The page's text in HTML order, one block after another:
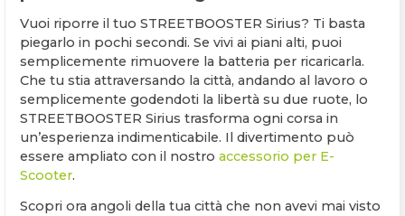
Vuoi riporre il tuo STREETBOOSTER Sirius? Ti basta
piegarlo in pochi secondi. Se vivi ai piani alti, puoi
semplicemente rimuovere la batteria per ricaricarla.
Che tu stia attraversando la città, andando al lavoro o
semplicemente godendoti la libertà su due ruote, lo
STREETBOOSTER Sirius trasforma ogni corsa in
un’esperienza indimenticabile. Il divertimento può
essere ampliato con il nostro accessorio per E-
Scooter.
Scopri ora angoli della tua città che non avevi mai visto